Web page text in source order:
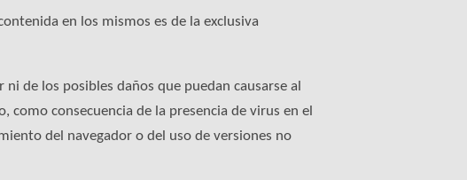
en los mismos es de la exclusiva
de los posibles daños que puedan causarse al
consecuencia de la presencia de virus en el
del navegador o del uso de versiones no